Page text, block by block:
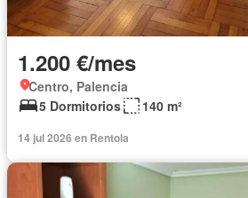
1.200 €/mes
Centro, Palencia
5 Dormitorios
140 m²
14 jul 2026 en Rentola